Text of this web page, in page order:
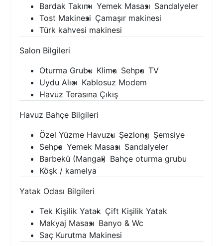
Bardak Takımı Yemek Masası Sandalyeler
Tost Makinesi Çamaşır makinesi
Türk kahvesi makinesi
Salon Bilgileri
Oturma Grubu Klima Sehpa TV
Uydu Alıcı Kablosuz Modem
Havuz Terasına Çıkış
Havuz Bahçe Bilgileri
Özel Yüzme Havuzu Şezlong Şemsiye
Sehpa Yemek Masası Sandalyeler
Barbekü (Mangal) Bahçe oturma grubu
Köşk / kamelya
Yatak Odası Bilgileri
Tek Kişilik Yatak Çift Kişilik Yatak
Makyaj Masası Banyo & Wc
Saç Kurutma Makinesi